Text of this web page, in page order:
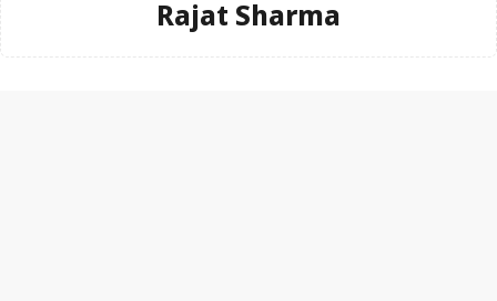
Rajat Sharma